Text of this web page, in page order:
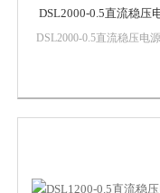
DSL2000-0.5直流稳压
DSL2000-0.5直流稳压电